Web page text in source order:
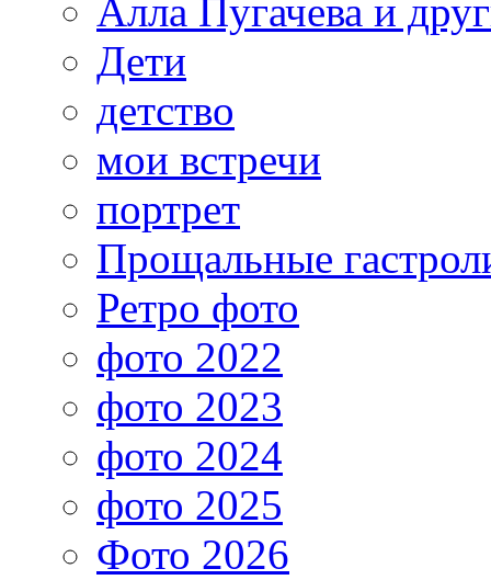
Алла Пугачева и
Дети
детство
мои встречи
портрет
Прощальные
Ретро фото
фото 2022
фото 2023
фото 2024
фото 2025
Фото 2026